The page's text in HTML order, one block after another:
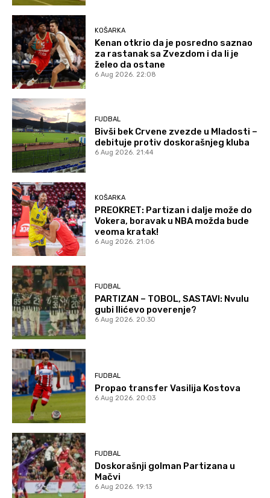
KOŠARKA
Kenan otkrio da je posredno saznao
za rastanak sa Zvezdom i da li je
želeo da ostane
6 Aug 2026. 22:08
FUDBAL
Bivši bek Crvene zvezde u Mladosti –
debituje protiv doskorašnjeg kluba
6 Aug 2026. 21:44
KOŠARKA
PREOKRET: Partizan i dalje može do
Vokera, boravak u NBA možda bude
veoma kratak!
6 Aug 2026. 21:06
FUDBAL
PARTIZAN – TOBOL, SASTAVI: Nvulu
gubi Ilićevo poverenje?
6 Aug 2026. 20:30
FUDBAL
Propao transfer Vasilija Kostova
6 Aug 2026. 20:03
FUDBAL
Doskorašnji golman Partizana u
Mačvi
6 Aug 2026. 19:13